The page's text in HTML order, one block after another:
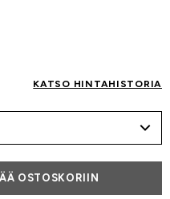
KATSO HINTAHISTORIA
OSTOSKORIIN